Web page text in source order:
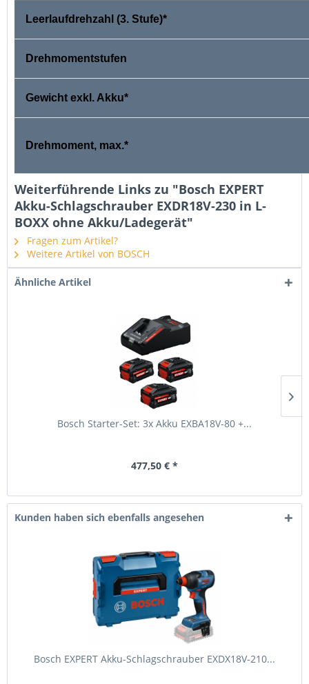
Leerlaufdrehzahl (3. Stufe)*
Drehmomentstufen
Gewicht exkl. Akku*
Drehmoment, max.*
Weiterführende Links zu "Bosch EXPERT
Akku-Schlagschrauber EXDR18V-230 in L-
BOXX ohne Akku/Ladegerät"
Fragen zum Artikel?
Weitere Artikel von BOSCH
Ähnliche Artikel
Bosch Starter-Set: 3x Akku EXBA18V-80 +...
477,50 € *
Kunden haben sich ebenfalls angesehen
Bosch EXPERT Akku-Schlagschrauber EXDX18V-210...